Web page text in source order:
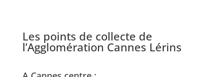
Les points de collecte de
l’Agglomération Cannes Lérins